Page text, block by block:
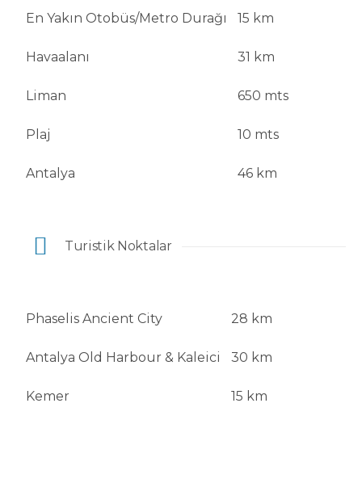
En Yakın Otobüs/Metro Durağı 15 km
Havaalanı 31 km
Liman 650 mts
Plaj 10 mts
Antalya 46 km
Turistik Noktalar
Phaselis Ancient City 28 km
Antalya Old Harbour & Kaleici 30 km
Kemer 15 km